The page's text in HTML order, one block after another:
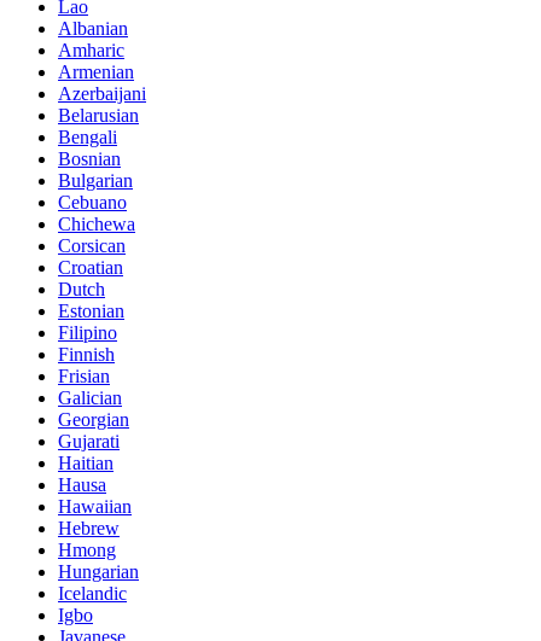
Lao
Albanian
Amharic
Armenian
Azerbaijani
Belarusian
Bengali
Bosnian
Bulgarian
Cebuano
Chichewa
Corsican
Croatian
Dutch
Estonian
Filipino
Finnish
Frisian
Galician
Georgian
Gujarati
Haitian
Hausa
Hawaiian
Hebrew
Hmong
Hungarian
Icelandic
Igbo
Javanese